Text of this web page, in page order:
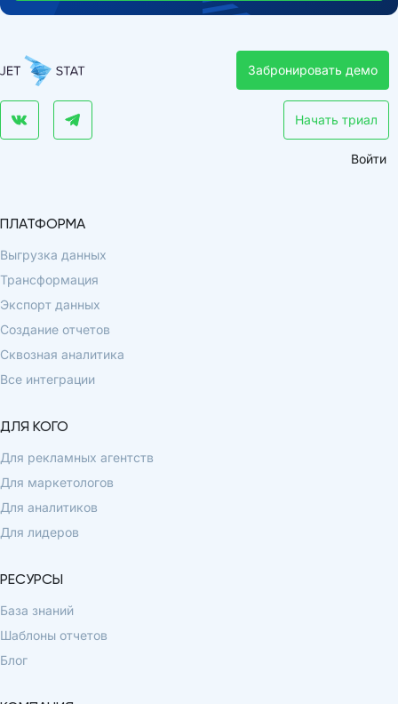
Забронировать демо
Начать триал
Войти
ПЛАТФОРМА
Выгрузка данных
Трансформация
Экспорт данных
Создание отчетов
Сквозная аналитика
Все интеграции
ДЛЯ КОГО
Для рекламных агентств
Для маркетологов
Для аналитиков
Для лидеров
РЕСУРСЫ
База знаний
Шаблоны отчетов
Блог